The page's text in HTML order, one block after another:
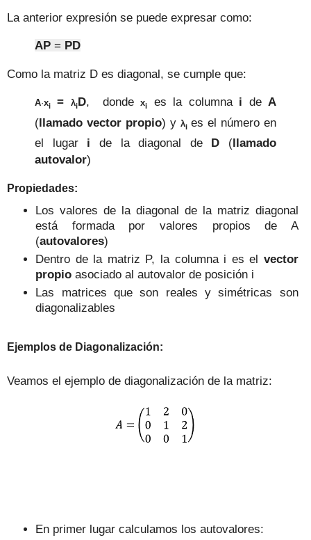
La anterior expresión se puede expresar como:
AP = PD
Como la matriz D es diagonal, se cumple que:
A·xi = λiD, dondexi es la columna i de A
(llamado vector propio) y λi es el número en
el lugar i de la diagonal de D (llamado
autovalor)
Propiedades:
Los valores de la diagonal de la matriz diagonal
está formada por valores propios de A
(autovalores)
Dentro de la matriz P, la columna i es el vector
propioasociado al autovalor de posición i
Las matrices que son reales y simétricas son
diagonalizables
Ejemplos de Diagonalización:
Veamos el ejemplo de diagonalización de la matriz:
En primer lugar calculamos los autovalores: